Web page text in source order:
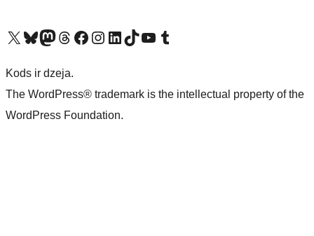
Apmeklējiet mūsu X (agrāk Twitter) kontu
Apmeklējiet mūsu Bluesky kontu
Apmeklējiet mūsu Mastodon kontu
Apmeklējiet mūsu Threads kontu
Apmeklējiet mūsu Facebook lapuApmeklējiet mūsu Instagram kontu
Apmeklējiet mūsu LinkedIn kontu
Apmeklējiet mūsu TikTok kontu
Apmeklējiet mūsu YouTube kanālu
Apmeklējiet mūsu Tumblr kontu
Kods ir dzeja.
The WordPress® trademark is the intellectual property of the
WordPress Foundation.